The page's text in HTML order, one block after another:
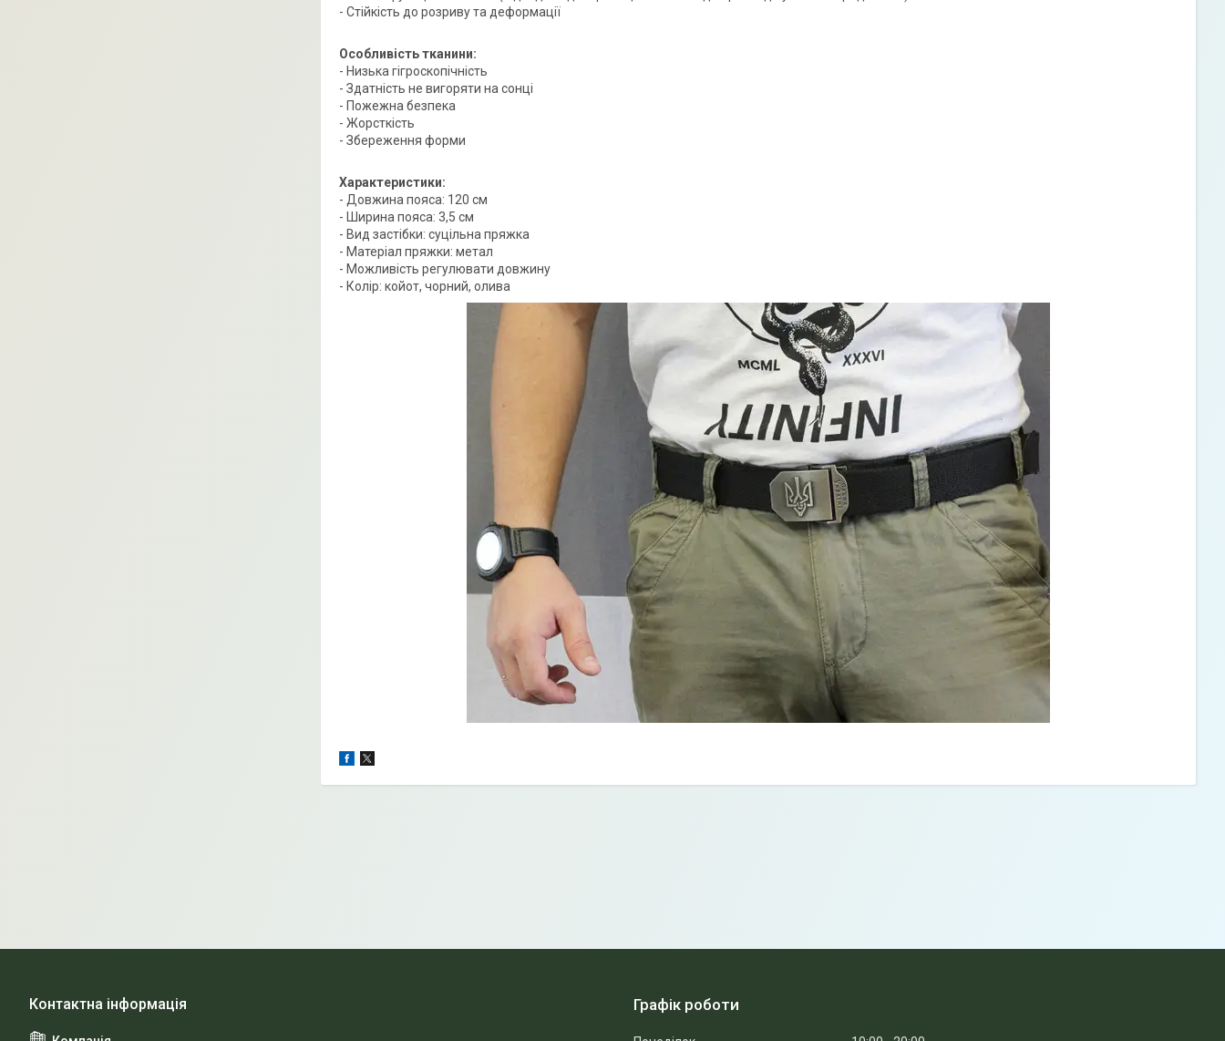
- Стійкість до розриву та деформації
Особливість тканини:
- Низька гігроскопічність
- Здатність не вигоряти на сонці
- Пожежна безпека
- Жорсткість
- Збереження форми
Характеристики:
- Довжина пояса: 120 см
- Ширина пояса: 3,5 см
- Вид застібки: суцільна пряжка
- Матеріал пряжки: метал
- Можливість регулювати довжину
- Колір: койот, чорний, олива
Графік роботи